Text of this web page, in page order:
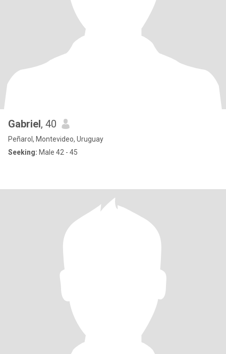
Gabriel, 40
Peñarol, Montevideo, Uruguay
Seeking: Male 42 - 45